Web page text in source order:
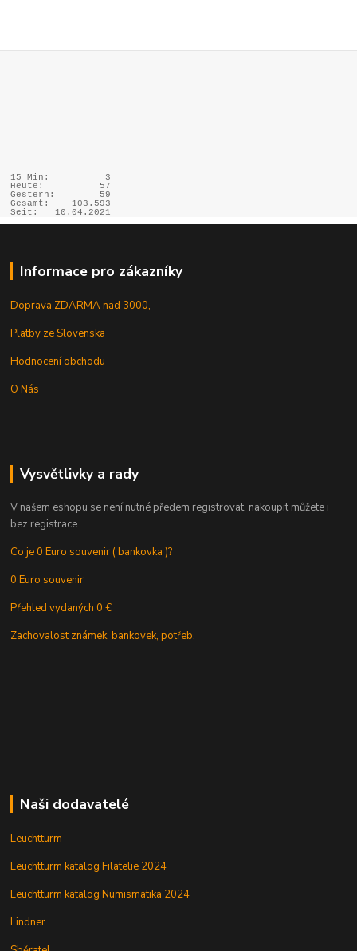
15 Min:
3
Heute:
57
Gestern:
59
Gesamt:
103.593
Seit:
10.04.2021
Informace pro zákazníky
Doprava ZDARMA nad 3000,-
Platby ze Slovenska
Hodnocení obchodu
O Nás
Vysvětlivky a rady
V našem eshopu se není nutné předem registrovat, nakoupit můžete i
bez registrace.
Co je 0 Euro souvenir ( bankovka )?
0 Euro souvenir
Přehled vydaných 0 €
Zachovalost známek, bankovek, potřeb.
Naši dodavatelé
Leuchtturm
Leuchtturm katalog Filatelie 2024
Leuchtturm katalog Numismatika 2024
Lindner